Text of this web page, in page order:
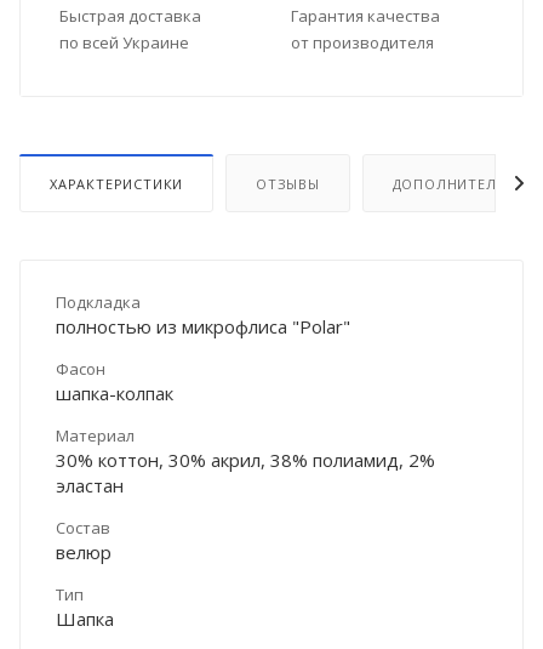
Быстрая доставка
по всей Украине
Гарантия качества
от производителя
ХАРАКТЕРИСТИКИ ОТЗЫВЫ ДОПОЛНИТЕЛЬНО
Подкладка
полностью из микрофлиса "Polar"
Фасон
шапка-колпак
Материал
30% коттон, 30% акрил, 38% полиамид, 2%
эластан
Состав
велюр
Тип
Шапка